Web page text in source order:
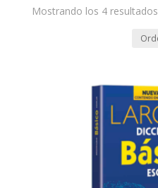
Mostrando los 4 resultados